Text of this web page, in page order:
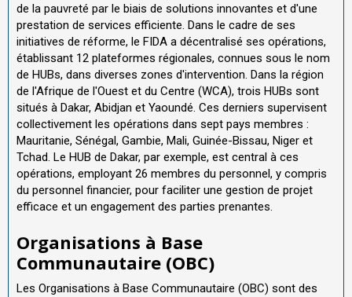
de la pauvreté par le biais de solutions innovantes et d'une
prestation de services efficiente. Dans le cadre de ses
initiatives de réforme, le FIDA a décentralisé ses opérations,
établissant 12 plateformes régionales, connues sous le nom
de HUBs, dans diverses zones d'intervention. Dans la région
de l'Afrique de l'Ouest et du Centre (WCA), trois HUBs sont
situés à Dakar, Abidjan et Yaoundé. Ces derniers supervisent
collectivement les opérations dans sept pays membres :
Mauritanie, Sénégal, Gambie, Mali, Guinée-Bissau, Niger et
Tchad. Le HUB de Dakar, par exemple, est central à ces
opérations, employant 26 membres du personnel, y compris
du personnel financier, pour faciliter une gestion de projet
efficace et un engagement des parties prenantes.
Organisations à Base
Communautaire (OBC)
Les Organisations à Base Communautaire (OBC) sont des